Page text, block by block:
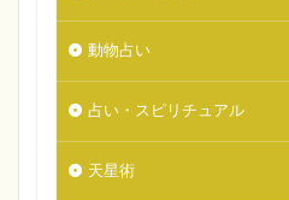
動物占い
占い・スピリチュアル
天星術